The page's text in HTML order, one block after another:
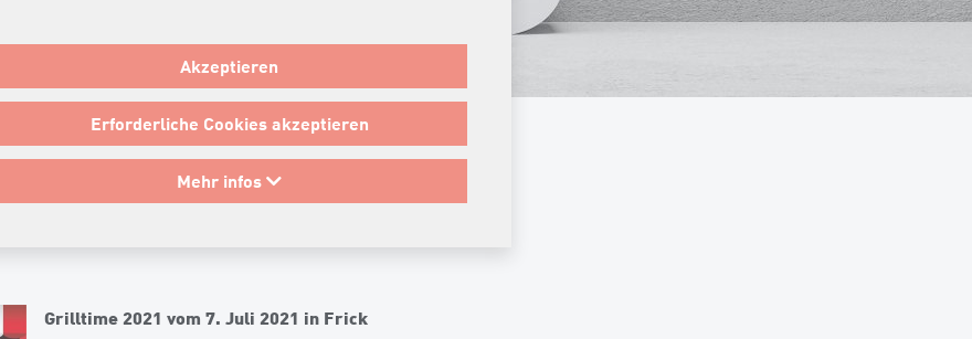
Akzeptieren
Erforderliche Cookies akzeptieren
Mehr infos
Grilltime 2021 vom 7. Juli 2021 in Frick